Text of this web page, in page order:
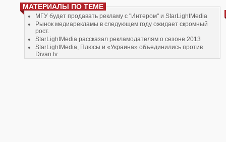
МАТЕРИАЛЫ ПО ТЕМЕ
МГУ будет продавать рекламу с "Интером" и StarLightMedia
Рынок медиарекламы в следующем году ожидает скромный
рост.
StarLightMedia рассказал рекламодателям о сезоне 2013
StarLightMedia, Плюсы и «Украина» объединились против
Divan.tv